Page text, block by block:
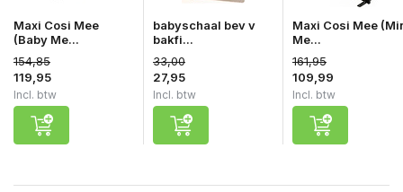
Maxi Cosi Mee
(Baby Me...
154,85
119,95
Incl. btw
babyschaal bev v
bakfi...
33,00
27,95
Incl. btw
Maxi Cosi Mee
Me...
161,95
109,99
Incl. btw